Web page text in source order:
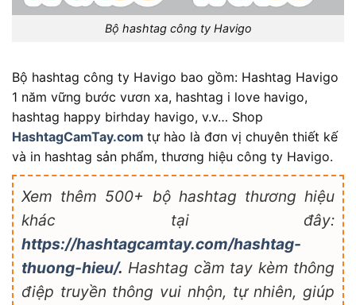
Bộ hashtag công ty Havigo
Bộ hashtag công ty Havigo bao gồm: Hashtag Havigo
1 năm vững bước vươn xa, hashtag i love havigo,
hashtag happy birhday havigo, v.v… Shop
HashtagCamTay.com tự hào là đơn vị chuyên thiết kế
và in hashtag sản phẩm, thương hiệu công ty Havigo.
Xem thêm 500+ bộ hashtag thương hiệu
khác tại đây:
https://hashtagcamtay.com/hashtag-
thuong-hieu/. Hashtag cầm tay kèm thông
điệp truyền thông vui nhộn, tự nhiên, giúp